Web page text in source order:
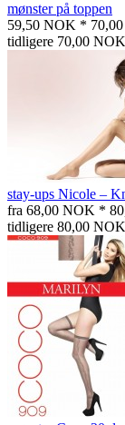
mønster på toppen
59,50 NOK *
tidligere 70,00
stay-ups Nicole –
fra 68,00 NOK *
tidligere 80,00